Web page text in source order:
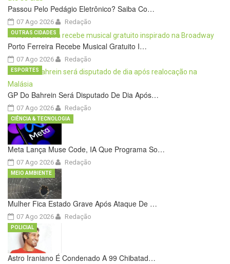
Passou Pelo Pedágio Eletrônico? Saiba Co…
07 Ago 2026 Redação
Porto Ferreira Recebe Musical Gratuito I…
07 Ago 2026
OUTRAS CIDADES
Redação
GP Do Bahrein Será Disputado De Dia Após…
07 Ago 2026
ESPORTES
Redação
Meta Lança Muse Code, IA Que Programa So…
07 Ago 2026
CIÊNCIA & TECNOLOGIA
Redação
Mulher Fica Estado Grave Após Ataque De …
07 Ago 2026
MEIO AMBIENTE
Redação
Astro Iraniano É Condenado A 99 Chibatad…
POLICIAL